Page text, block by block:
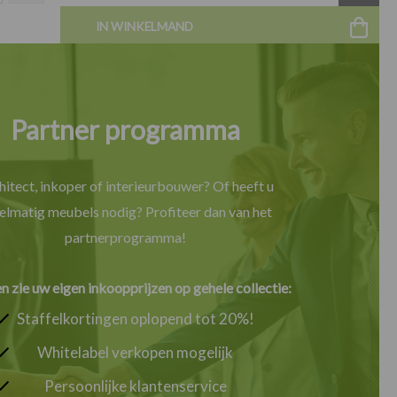
IN WINKELMAND
Partner programma
inkoper of interieurbouwer? Of heeft u
meubels nodig? Profiteer dan van het
partnerprogramma!
zie uw eigen inkoopprijzen op gehele collectie:
Staffelkortingen oplopend tot 20%!
Whitelabel verkopen mogelijk
Persoonlijke klantenservice